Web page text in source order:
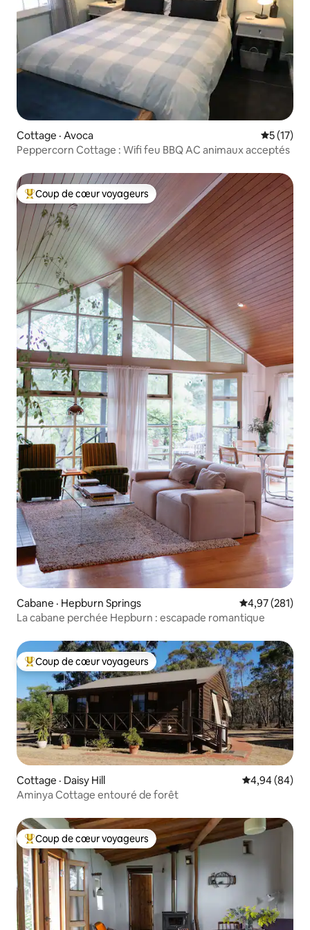
Cottage · Avoca Note
5 (17)
Peppercorn Cottage : Wifi feu BBQ AC animaux acceptés
Coup de cœur voyageurs parmi les plus aimés
Coup de cœur voyageurs
Cabane · Hepburn Springs Note
4,97 (281)
La cabane perchée Hepburn : escapade romantique
Coup de cœur voyageurs parmi les plus aimés
Coup de cœur voyageurs
Cottage · Daisy Hill Note
4,94 (84)
Aminya Cottage entouré de forêt
Coup de cœur voyageurs parmi les plus aimés
Coup de cœur voyageurs